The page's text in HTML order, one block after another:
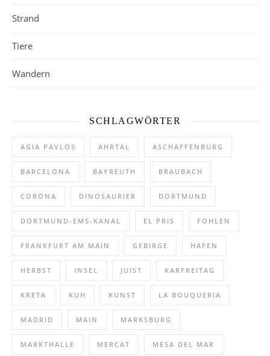
Strand
Tiere
Wandern
SCHLAGWÖRTER
AGIA PAVLOS AHRTAL ASCHAFFENBURG
BARCELONA BAYREUTH BRAUBACH
CORONA DINOSAURIER DORTMUND
DORTMUND-EMS-KANAL EL PRIS FOHLEN
FRANKFURT AM MAIN GEBIRGE HAFEN
HERBST INSEL JUIST KARFREITAG
KRETA KUH KUNST LA BOUQUERIA
MADRID MAIN MARKSBURG
MARKTHALLE MERCAT MESA DEL MAR